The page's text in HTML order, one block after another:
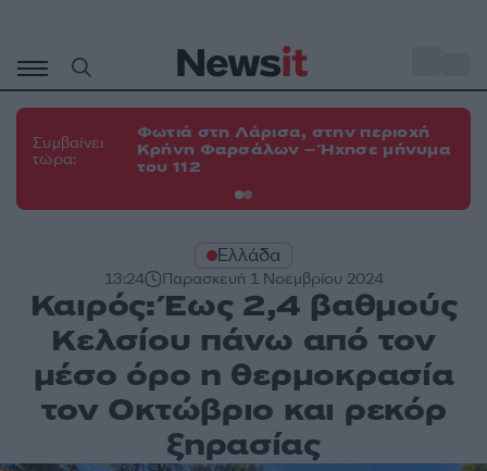
περιεχόμενο
Συμβαίνει
τώρα:
Φωτιά στη Λάρισα, στην περιοχή
Κρήνη Φαρσάλων – Ήχησε μήνυμα
του 112
Ελλάδα
13:24 Παρασκευή 1 Νοεμβρίου 2024
Καιρός: Έως 2,4 βαθμούς
Κελσίου πάνω από τον
μέσο όρο η θερμοκρασία
τον Οκτώβριο και ρεκόρ
ξηρασίας